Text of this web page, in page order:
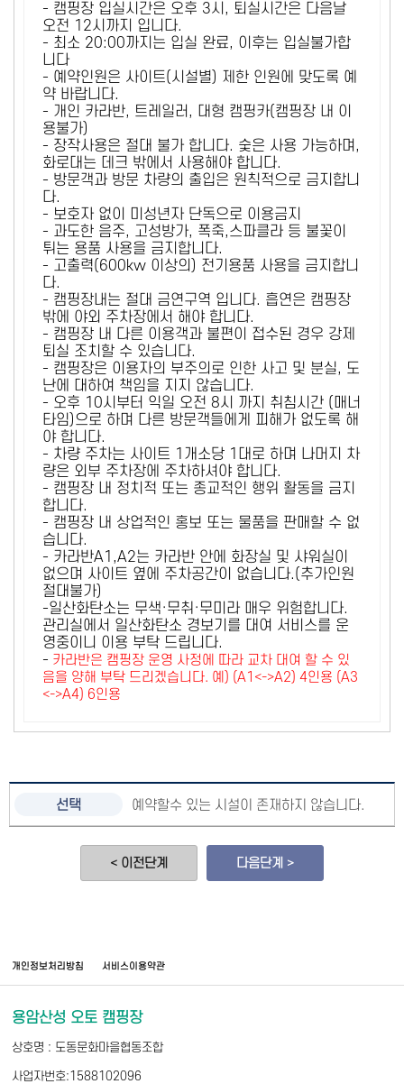
- 캠핑장 입실시간은 오후 3시, 퇴실시간은 다음날
오전 12시까지 입니다.
- 최소 20:00까지는 입실 완료, 이후는 입실불가합
니다
- 예약인원은 사이트(시설별) 제한 인원에 맞도록 예
약 바랍니다.
- 개인 카라반, 트레일러, 대형 캠핑카(캠핑장 내 이
용불가)
- 장작사용은 절대 불가 합니다. 숯은 사용 가능하며,
화로대는 데크 밖에서 사용해야 합니다.
- 방문객과 방문 차량의 출입은 원칙적으로 금지합니
다.
- 보호자 없이 미성년자 단독으로 이용금지
- 과도한 음주, 고성방가, 폭죽,스파클라 등 불꽃이
튀는 용품 사용을 금지합니다.
- 고출력(600kw 이상의) 전기용품 사용을 금지합니
다.
- 캠핑장내는 절대 금연구역 입니다. 흡연은 캠핑장
밖에 야외 주차장에서 해야 합니다.
- 캠핑장 내 다른 이용객과 불편이 접수된 경우 강제
퇴실 조치할 수 있습니다.
- 캠핑장은 이용자의 부주의로 인한 사고 및 분실, 도
난에 대하여 책임을 지지 않습니다.
- 오후 10시부터 익일 오전 8시 까지 취침시간 (매너
타임)으로 하며 다른 방문객들에게 피해가 없도록 해
야 합니다.
- 차량 주차는 사이트 1개소당 1대로 하며 나머지 차
량은 외부 주차장에 주차하셔야 합니다.
- 캠핑장 내 정치적 또는 종교적인 행위 활동을 금지
합니다.
- 캠핑장 내 상업적인 홍보 또는 물품을 판매할 수 없
습니다.
- 카라반A1,A2는 카라반 안에 화장실 및 샤워실이
없으며 사이트 옆에 주차공간이 없습니다.(추가인원
절대불가)
-일산화탄소는 무색·무취·무미라 매우 위험합니다.
관리실에서 일산화탄소 경보기를 대여 서비스를 운
영중이니 이용 부탁 드립니다.
- 카라반은 캠핑장 운영 사정에 따라 교차 대여 할 수 있
음을 양해 부탁 드리겠습니다. 예) (A1<->A2) 4인용 (A3
<->A4) 6인용
예약할수 있는 시설이 존재하지 않습니다.
< 이전단계 다음단계 >
개인정보처리방침 서비스이용약관
용암산성 오토 캠핑장
상호명 : 도동문화마을협동조합
사업자번호:1588102096